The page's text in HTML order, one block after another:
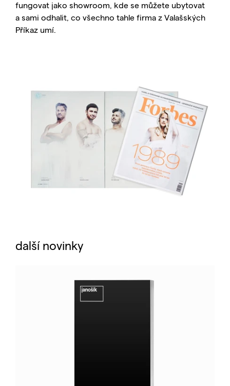
fungovat jako showroom, kde se můžete ubytovat
a sami odhalit, co všechno tahle firma z Valašských
Příkaz umí.
další novinky